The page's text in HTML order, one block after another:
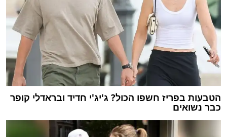
הטבעות בפריז חשפו הכול? ג'יג'י חדיד ובראדלי קופר
כבר נשואים